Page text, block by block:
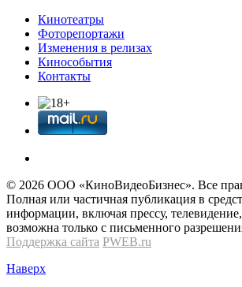
Кинотеатры
Фоторепортажи
Изменения в релизах
Кинособытия
Контакты
© 2026 OOО «КиноВидеоБизнес». Все
Полная или частичная публикация в
информации, включая прессу,
возможна только с письменного
Поддержка сайта PWEB.ru
Наверх